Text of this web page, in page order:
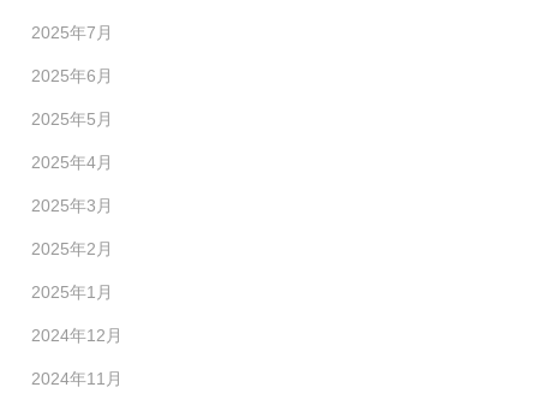
2025年7月
2025年6月
2025年5月
2025年4月
2025年3月
2025年2月
2025年1月
2024年12月
2024年11月